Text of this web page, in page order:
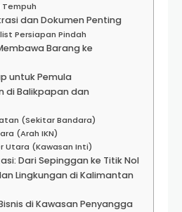
dan Dokumen Penting
Persiapan Pindah
Barang ke
untuk Pemula
di Balikpapan dan
(Sekitar Bandara)
(Arah IKN)
Utara (Kawasan Inti)
Dari Sepinggan ke Titik Nol
Lingkungan di Kalimantan
di Kawasan Penyangga